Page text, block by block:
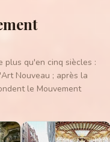
plus qu'en cinq siècles :
Nouveau ; après la
le Mouvement